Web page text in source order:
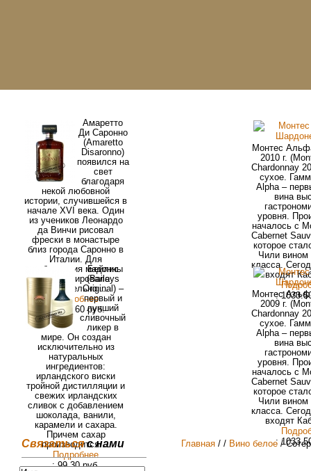
Амаретто
Ди Саронно
(Amaretto
Disaronno)
появился на
свет
благодаря
некой любовной
истории, случившейся в
начале XVI века. Один
из учеников Леонардо
да Винчи рисовал
фрески в монастыре
близ города Саронно в
Италии. Для
изображения мадонны
ему позировала
удивительно ...
Подробнее
: 1002.60 руб.
Бейлис
(Baileys
Original) –
первый и
лучший
сливочный
ликер в
мире. Он создан
исключительно из
натуральных
ингредиентов:
ирландского виски
тройной дистилляции и
свежих ирландских
сливок с добавлением
шоколада, ванили,
карамели и сахара.
Причем сахар
производится ...
Подробнее
: 99.30 руб.
Монтес
2010 г.
Chardonnay
сухое.
Alpha –
вина
уровня.
началось с
Cabernet
которое
Чили вином
класса.
входят
:
Монтес
2009 г.
Chardonnay
сухое.
Alpha –
вина
уровня.
началось с
Cabernet
которое
Чили вином
класса.
входят
:
Главная / / Вино белое /
Связатьсяс нами